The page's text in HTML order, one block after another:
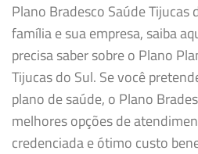
Plano Bradesco Saúde Tijucas
família e sua empresa, saiba
precisa saber sobre o Plano
Tijucas do Sul. Se você
plano de saúde, o Plano
melhores opções de
credenciada e ótimo custo